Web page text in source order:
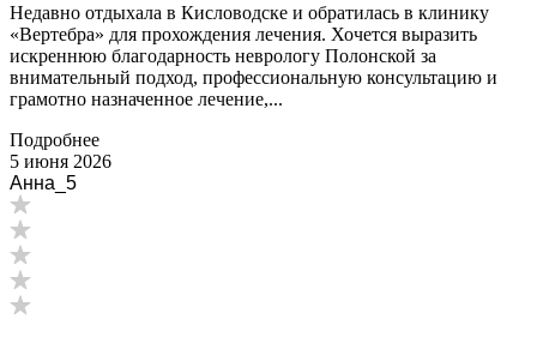
Недавно отдыхала в Кисловодске и обратилась в клинику
«Вертебра» для прохождения лечения. Хочется выразить
искреннюю благодарность неврологу Полонской за
внимательный подход, профессиональную консультацию и
грамотно назначенное лечение,...
Подробнее
5 июня 2026
Анна_5